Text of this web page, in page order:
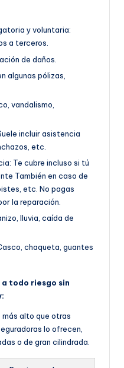
y voluntaria:
a terceros.
de daños.
algunas pólizas,
vandalismo,
incluir asistencia
etc.
Te cubre incluso si tú
También en caso de
etc. No pagas
la reparación.
lluvia, caída de
chaqueta, guantes
todo riesgo sin
alto que otras
lo ofrecen,
o de gran cilindrada.